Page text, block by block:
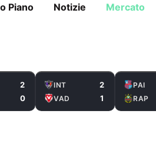
Piano Notizie Mercato
2
0
INT 2
VAD 1
PAI
RAP